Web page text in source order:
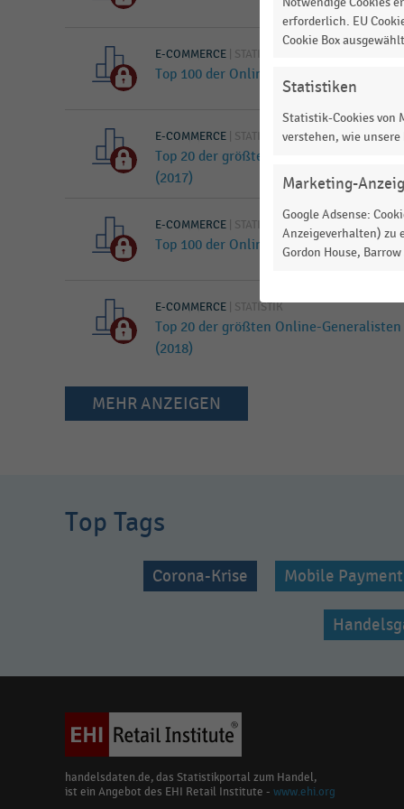
E-COMMERCE STATISTIK
Top 100 der Online-Shops in
E-COMMERCE STATISTIK
Top 20 der größten Online-
(2017)
E-COMMERCE STATISTIK
Top 100 der Online-Shops in
E-COMMERCE STATISTIK
Top 20 der größten Online-
(2018)
MEHR ANZEIGEN
Top Tags
Corona-Krise Mobile Payment
handelsdaten.de, das Statistikportal zum Handel,
ist ein Angebot des EHI Retail Institute - www.ehi.org
erforderlich. EU
Cookie Box
Statistiken
Statistik-Cookies von
verstehen, wie
Marketing-
Google Adsense:
Anzeigeverhalten) zu
Gordon House,